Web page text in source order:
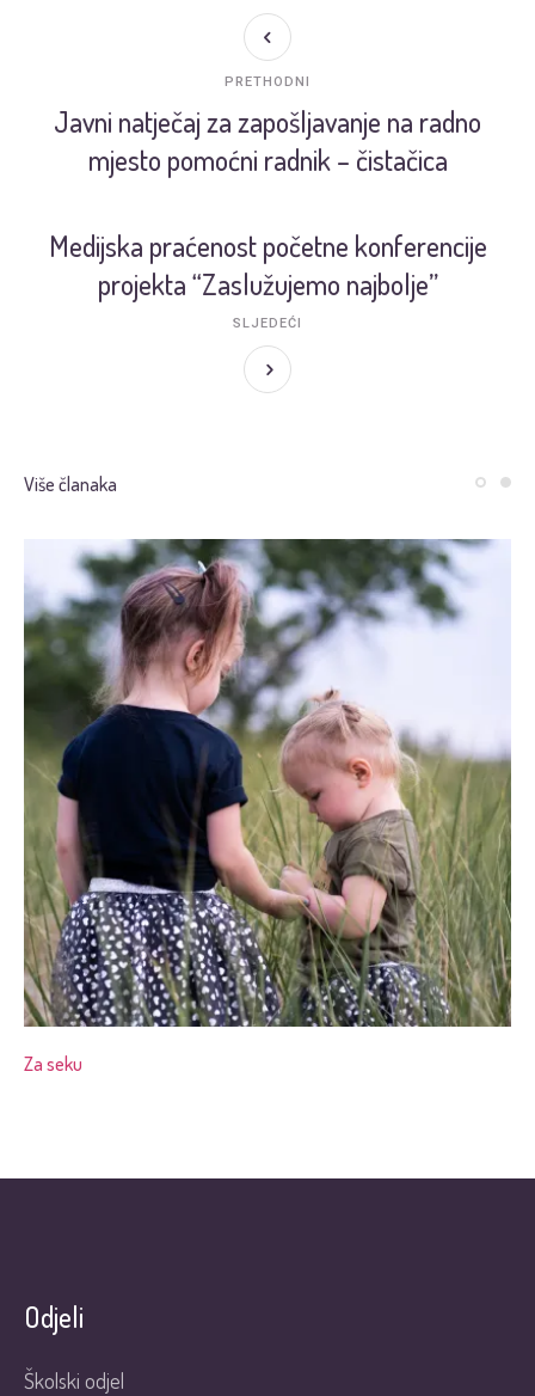
Javni natječaj za zapošljavanje na radno
mjesto pomoćni radnik – čistačica
PRETHODNI
Medijska praćenost početne konferencije
projekta “Zaslužujemo najbolje”
SLJEDEĆI
Više članaka
Za seku
Odjeli
Školski odjel